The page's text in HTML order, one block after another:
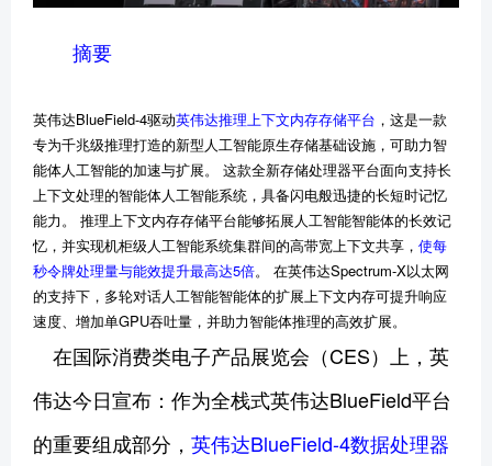
摘要
英伟达BlueField-4驱动英伟达推理上下文内存存储平台 ，这是一款
专为千兆级推理打造的新型人工智能原生存储基础设施，可助力智
能体人工智能的加速与扩展。 这款全新存储处理器平台面向支持长
上下文处理的智能体人工智能系统，具备闪电般迅捷的长短时记忆
能力。 推理上下文内存存储平台能够拓展人工智能智能体的长效记
忆，并实现机柜级人工智能系统集群间的高带宽上下文共享， 使每
秒令牌处理量与能效提升最高达5倍。 在英伟达Spectrum-X以太网
的支持下，多轮对话人工智能智能体的扩展上下文内存可提升响应
速度、增加单GPU吞吐量，并助力智能体推理的高效扩展。
在国际消费类电子产品展览会（CES）上，英
伟达今日宣布：作为全栈式英伟达BlueField平台
的重要组成部分， 英伟达BlueField-4数据处理器